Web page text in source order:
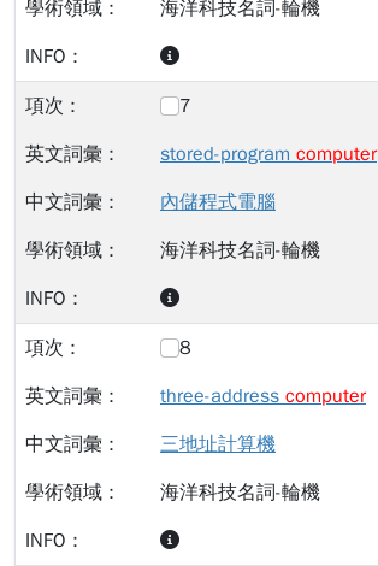
海洋科技名詞-輪機
7
stored-program computer
內儲程式電腦
海洋科技名詞-輪機
8
three-address computer
三地址計算機
海洋科技名詞-輪機